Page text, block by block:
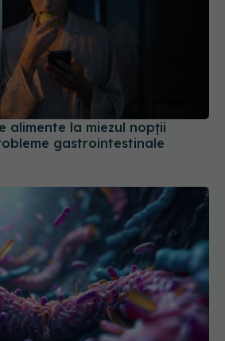
alimente la miezul nopții
gastrointestinale